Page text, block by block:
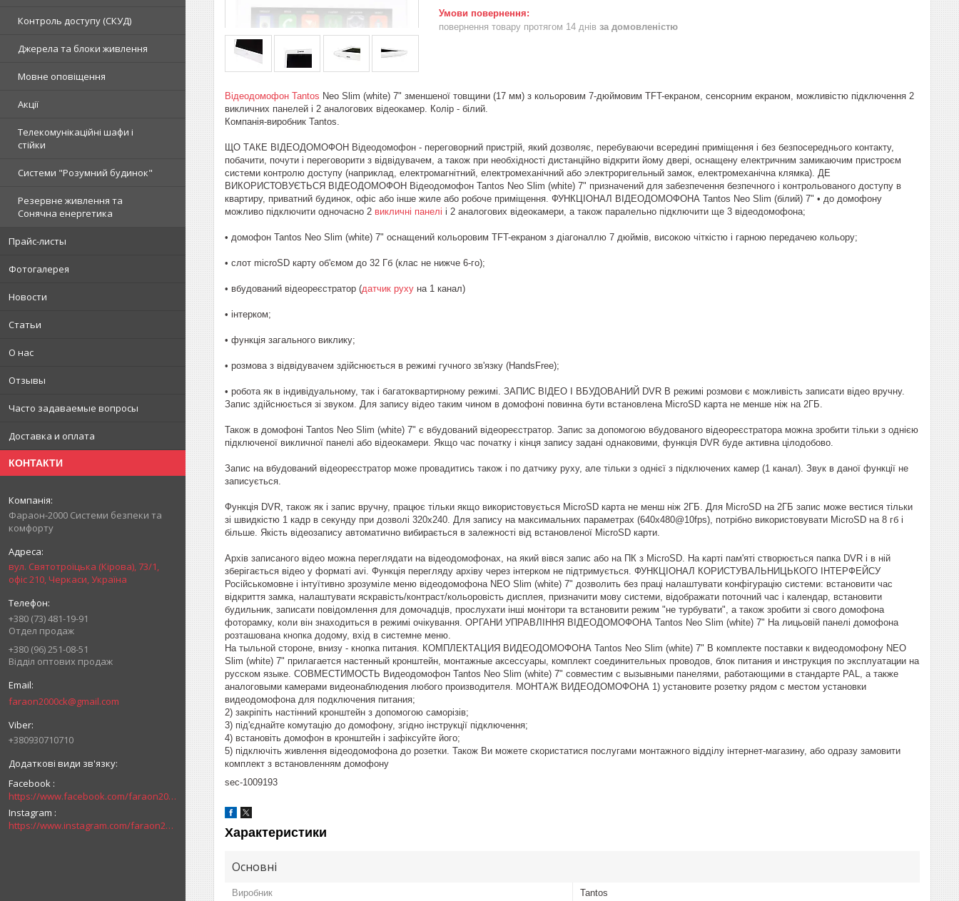
Контроль доступу (СКУД)
Джерела та блоки живлення
Мовне оповіщення
Акції
Телекомунікаційні шафи і
стійки
Системи "Розумний будинок"
Резервне живлення та
Сонячна енергетика
Прайс-листы
Фотогалерея
Новости
Статьи
О нас
Отзывы
Часто задаваемые вопросы
Доставка и оплата
КОНТАКТИ
Фараон-2000 Системи безпеки та
комфорту
вул. Святотроїцька (Кірова), 73/1,
офіс 210, Черкаси, Україна
+380 (73) 481-19-91
Отдел продаж
+380 (96) 251-08-51
Відділ оптових продаж
faraon2000ck@gmail.com
+380930710710
Facebook
https://www.facebook.com/faraon2000ck/
Instagram
https://www.instagram.com/faraon2000com/
повернення товару протягом 14 днів за домовленістю
Відеодомофон Tantos Neo Slim (white) 7" зменшеної товщини (17 мм) з кольоровим 7-дюймовим TFT-екраном, сенсорним екраном, можливістю підключення 2
викличних панелей і 2 аналогових відеокамер. Колір - білий.
Компанія-виробник Tantos.
ЩО ТАКЕ ВІДЕОДОМОФОН Відеодомофон - переговорний пристрій, який дозволяє, перебуваючи всередині приміщення і без безпосереднього контакту,
побачити, почути і переговорити з відвідувачем, а також при необхідності дистанційно відкрити йому двері, оснащену електричним замикаючим пристроєм
системи контролю доступу (наприклад, електромагнітний, електромеханічний або электроригельный замок, електромеханічна клямка). ДЕ
ВИКОРИСТОВУЄТЬСЯ ВІДЕОДОМОФОН Відеодомофон Tantos Neo Slim (white) 7" призначений для забезпечення безпечного і контрольованого доступу в
квартиру, приватний будинок, офіс або інше жиле або робоче приміщення. ФУНКЦІОНАЛ ВІДЕОДОМОФОНА Tantos Neo Slim (білий) 7" • до домофону
можливо підключити одночасно 2 викличні панелі і 2 аналогових відеокамери, а також паралельно підключити ще 3 відеодомофона;
• домофон Tantos Neo Slim (white) 7" оснащений кольоровим TFT-екраном з діагоналлю 7 дюймів, високою чіткістю і гарною передачею кольору;
• слот microSD карту об'ємом до 32 Гб (клас не нижче 6-го);
• вбудований відеореєстратор (датчик руху на 1 канал)
• інтерком;
• функція загального виклику;
• розмова з відвідувачем здійснюється в режимі гучного зв'язку (HandsFree);
• робота як в індивідуальному, так і багатоквартирному режимі. ЗАПИС ВІДЕО І ВБУДОВАНИЙ DVR В режимі розмови є можливість записати відео вручну.
Запис здійснюється зі звуком. Для запису відео таким чином в домофоні повинна бути встановлена MicroSD карта не менше ніж на 2ГБ.
Також в домофоні Tantos Neo Slim (white) 7" є вбудований відеореєстратор. Запис за допомогою вбудованого відеореєстратора можна зробити тільки з однією
підключеної викличної панелі або відеокамери. Якщо час початку і кінця запису задані однаковими, функція DVR буде активна цілодобово.
Запис на вбудований відеореєстратор може провадитись також і по датчику руху, але тільки з однієї з підключених камер (1 канал). Звук в даної функції не
записується.
Функція DVR, також як і запис вручну, працює тільки якщо використовується MicroSD карта не менш ніж 2ГБ. Для MicroSD на 2ГБ запис може вестися тільки
зі швидкістю 1 кадр в секунду при дозволі 320х240. Для запису на максимальних параметрах (640x480@10fps), потрібно використовувати MicroSD на 8 гб і
більше. Якість відеозапису автоматично вибирається в залежності від встановленої MicroSD карти.
Архів записаного відео можна переглядати на відеодомофонах, на який вівся запис або на ПК з MicroSD. На карті пам'яті створюється папка DVR і в ній
зберігається відео у форматі avi. Функція перегляду архіву через інтерком не підтримується. ФУНКЦІОНАЛ КОРИСТУВАЛЬНИЦЬКОГО ІНТЕРФЕЙСУ
Російськомовне і інтуїтивно зрозуміле меню відеодомофона NEO Slim (white) 7" дозволить без праці налаштувати конфігурацію системи: встановити час
відкриття замка, налаштувати яскравість/контраст/кольоровість дисплея, призначити мову системи, відображати поточний час і календар, встановити
будильник, записати повідомлення для домочадців, прослухати інші монітори та встановити режим "не турбувати", а також зробити зі свого домофона
фоторамку, коли він знаходиться в режимі очікування. ОРГАНИ УПРАВЛІННЯ ВІДЕОДОМОФОНА Tantos Neo Slim (white) 7" На лицьовій панелі домофона
розташована кнопка додому, вхід в системне меню.
На тыльной стороне, внизу - кнопка питания. КОМПЛЕКТАЦИЯ ВИДЕОДОМОФОНА Tantos Neo Slim (white) 7" В комплекте поставки к видеодомофону NEO
Slim (white) 7" прилагается настенный кронштейн, монтажные аксессуары, комплект соединительных проводов, блок питания и инструкция по эксплуатации на
русском языке. СОВМЕСТИМОСТЬ Видеодомофон Tantos Neo Slim (white) 7" совместим с вызывными панелями, работающими в стандарте PAL, а также
аналоговыми камерами видеонаблюдения любого производителя. МОНТАЖ ВИДЕОДОМОФОНА 1) установите розетку рядом с местом установки
видеодомофона для подключения питания;
2) закріпіть настінний кронштейн з допомогою саморізів;
3) під'єднайте комутацію до домофону, згідно інструкції підключення;
4) встановіть домофон в кронштейн і зафіксуйте його;
5) підключіть живлення відеодомофона до розетки. Також Ви можете скористатися послугами монтажного відділу інтернет-магазину, або одразу замовити
комплект з встановленням домофону
sec-1009193
Характеристики
Основні
Виробник Tantos